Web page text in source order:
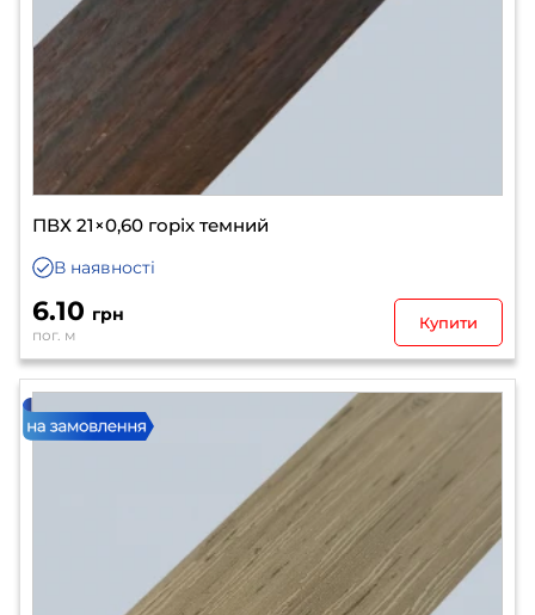
ПВХ 21×0,60 горіх темний
В наявності
6.10 грн
пог. м
Купити